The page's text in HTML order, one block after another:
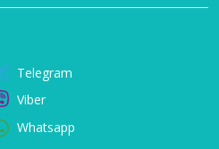
Telegram
Viber
Whatsapp